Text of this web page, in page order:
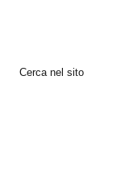
Cerca nel sito